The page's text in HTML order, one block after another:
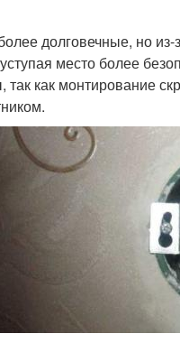
долговечные, но из-
место более
как монтирование